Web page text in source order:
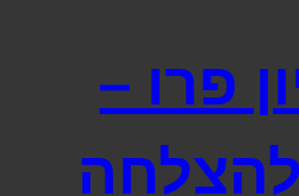
פרו –